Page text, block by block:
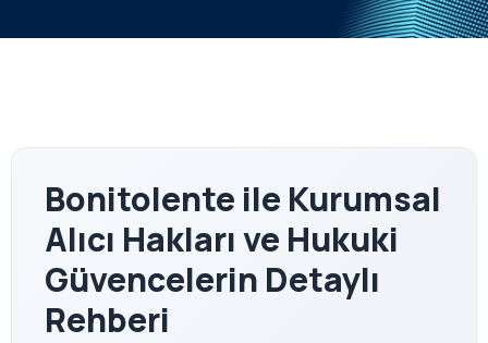
Bonitolente ile Kurumsal
Alıcı Hakları ve Hukuki
Güvencelerin Detaylı
Rehberi